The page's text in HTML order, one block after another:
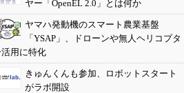
ヤー「OpenEL 2.0」とは何か
ヤマハ発動機のスマート農業基盤
「YSAP」、ドローンや無人ヘリコプタ
活用に特化
きゅんくんも参加、ロボットスタート
がラボ開設